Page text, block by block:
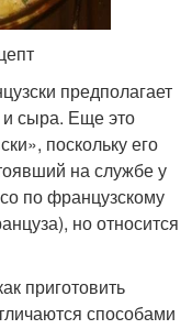
предполагает
и сыра. Еще это
поскольку его
на службе у
по французскому
но относится
приготовить
способами